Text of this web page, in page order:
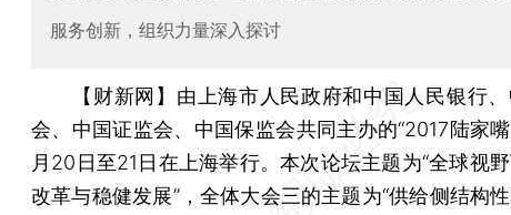
服务创新，组织力量深入探讨
【财新网】 由上海市人民政府和中国人民银行
会、中国证监会、中国保监会共同主办的“2017陆家
月20日至21日在上海举行。本次论坛主题为“全球视
改革与稳健发展”，全体大会三的主题为“供给侧结构